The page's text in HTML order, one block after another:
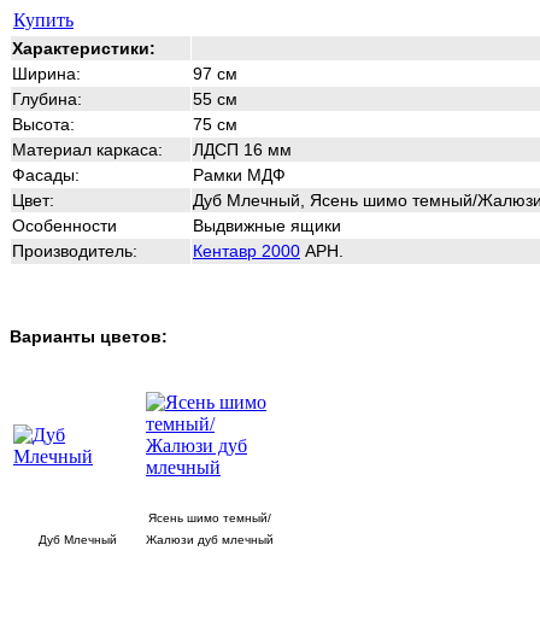
Купить
Характеристики:
Ширина:
97 см
Глубина:
55 см
Высота:
75 см
Материал каркаса:
ЛДСП 16 мм
Фасады:
Рамки МДФ
Цвет:
Дуб Млечный, Ясень шимо темный/
Особенности
Выдвижные ящики
Производитель:
Кентавр 2000 АРН.
Варианты цветов:
Дуб Млечный
Ясень шимо темный/
Жалюзи дуб млечный